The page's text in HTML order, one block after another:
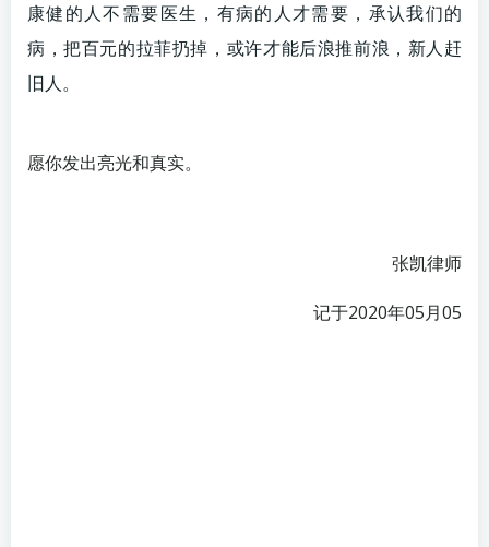
康健的人不需要医生，有病的人才需要，承认我们的
病，把百元的拉菲扔掉，或许才能后浪推前浪，新人赶
旧人。
愿你发出亮光和真实。
张凯律师
记于2020年05月05